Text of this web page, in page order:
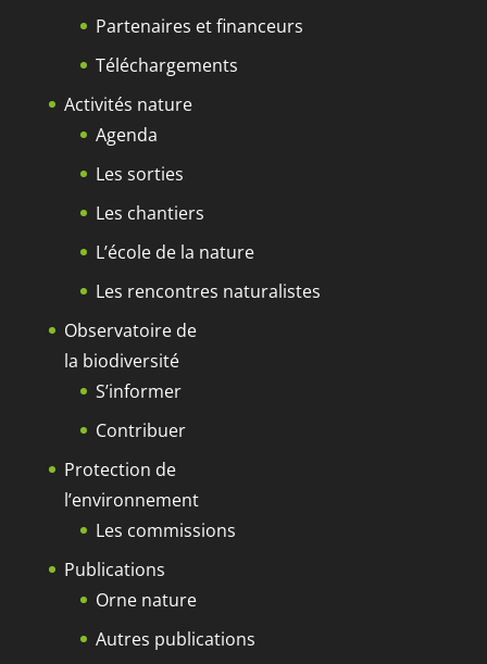
Partenaires et financeurs
Téléchargements
Activités nature
Agenda
Les sorties
Les chantiers
L’école de la nature
Les rencontres naturalistes
Observatoire de
la biodiversité
S’informer
Contribuer
Protection de
l’environnement
Les commissions
Publications
Orne nature
Autres publications